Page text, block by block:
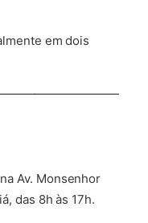
em dois
Av. Monsenhor
das 8h às 17h.